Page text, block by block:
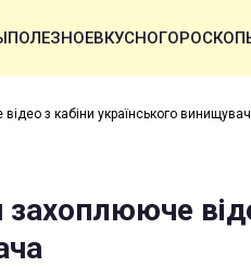
ПОЛЕЗНОЕВКУСНО
з кабіни українського